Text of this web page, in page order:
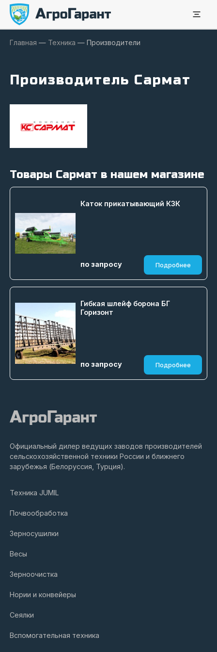
Главная — Техника — Производители
Производитель Сармат
Товары Сармат в нашем магазине
Каток прикатывающий КЗК
по запросу Подробнее
Гибкая шлейф борона БГ
Горизонт
по запросу Подробнее
Официальный дилер ведущих заводов производителей
сельскохозяйственной техники России и ближнего
зарубежья (Белоруссия, Турция).
Техника JUMIL
Почвообработка
Зерносушилки
Весы
Зерноочистка
Нории и конвейеры
Сеялки
Вспомогательная техника